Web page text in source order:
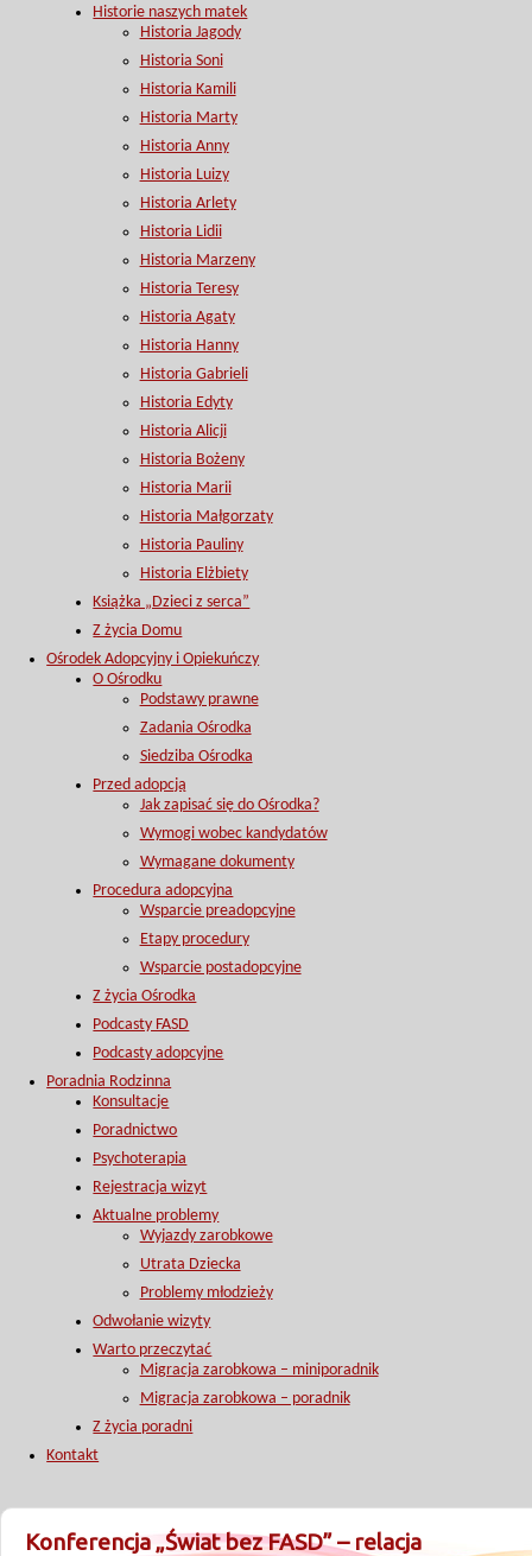
Historie naszych matek
Historia Jagody
Historia Soni
Historia Kamili
Historia Marty
Historia Anny
Historia Luizy
Historia Arlety
Historia Lidii
Historia Marzeny
Historia Teresy
Historia Agaty
Historia Hanny
Historia Gabrieli
Historia Edyty
Historia Alicji
Historia Bożeny
Historia Marii
Historia Małgorzaty
Historia Pauliny
Historia Elżbiety
Książka „Dzieci z serca”
Z życia Domu
Ośrodek Adopcyjny i Opiekuńczy
O Ośrodku
Podstawy prawne
Zadania Ośrodka
Siedziba Ośrodka
Przed adopcją
Jak zapisać się do Ośrodka?
Wymogi wobec kandydatów
Wymagane dokumenty
Procedura adopcyjna
Wsparcie preadopcyjne
Etapy procedury
Wsparcie postadopcyjne
Z życia Ośrodka
Podcasty FASD
Podcasty adopcyjne
Poradnia Rodzinna
Konsultacje
Poradnictwo
Psychoterapia
Rejestracja wizyt
Aktualne problemy
Wyjazdy zarobkowe
Utrata Dziecka
Problemy młodzieży
Odwołanie wizyty
Warto przeczytać
Migracja zarobkowa – miniporadnik
Migracja zarobkowa – poradnik
Z życia poradni
Kontakt
Konferencja „Świat bez FASD” – relacja